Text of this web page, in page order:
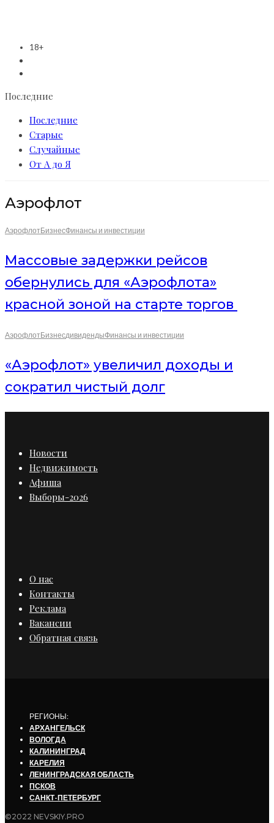
18+
Последние
Последние
Старые
Случайные
От А до Я
Аэрофлот
АэрофлотБизнесФинансы и инвестиции
Массовые задержки рейсов
обернулись для «Аэрофлота»
красной зоной на старте торгов
АэрофлотБизнесдивидендыФинансы и инвестиции
«Аэрофлот» увеличил доходы и
сократил чистый долг
Новости
Недвижимость
Афиша
Выборы-2026
О нас
Контакты
Реклама
Вакансии
Обратная связь
РЕГИОНЫ:
АРХАНГЕЛЬСК
ВОЛОГДА
КАЛИНИНГРАД
КАРЕЛИЯ
ЛЕНИНГРАДСКАЯ ОБЛАСТЬ
ПСКОВ
САНКТ-ПЕТЕРБУРГ
©2022 NEVSKIY.PRO